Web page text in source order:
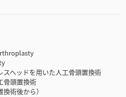
ヘッドを用いた人工骨頭置換術
骨頭置換術
術後から）